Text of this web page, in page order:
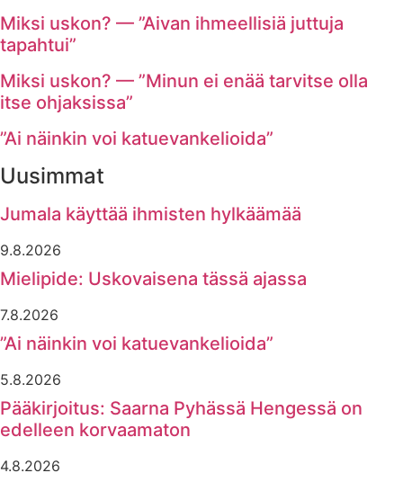
Miksi uskon? — ”Aivan ihmeellisiä juttuja
tapahtui”
Miksi uskon? — ”Minun ei enää tarvitse olla
itse ohjaksissa”
”Ai näinkin voi katuevankelioida”
Uusimmat
Jumala käyttää ihmisten hylkäämää
9.8.2026
Mielipide: Uskovaisena tässä ajassa
7.8.2026
”Ai näinkin voi katuevankelioida”
5.8.2026
Pääkirjoitus: Saarna Pyhässä Hengessä on
edelleen korvaamaton
4.8.2026